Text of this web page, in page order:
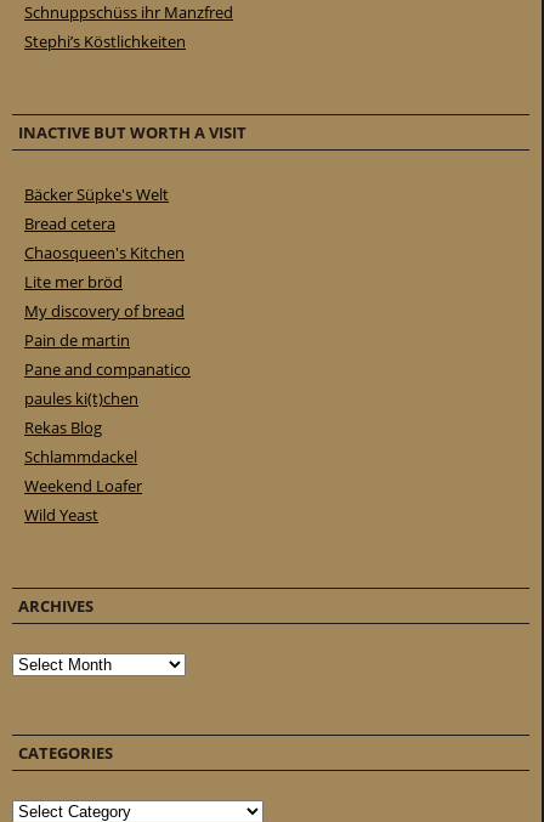
Schnuppschüss ihr Manzfred
Stephi’s Köstlichkeiten
INACTIVE BUT WORTH A VISIT
Bäcker Süpke's Welt
Bread cetera
Chaosqueen's Kitchen
Lite mer bröd
My discovery of bread
Pain de martin
Pane and companatico
paules ki(t)chen
Rekas Blog
Schlammdackel
Weekend Loafer
Wild Yeast
ARCHIVES
Archives
CATEGORIES
Categories